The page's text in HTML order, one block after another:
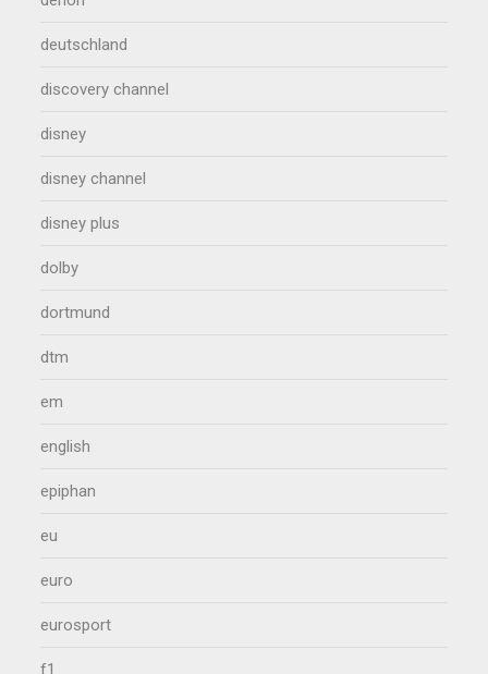
deutschland
discovery channel
disney
disney channel
disney plus
dolby
dortmund
dtm
em
english
epiphan
eu
euro
eurosport
f1